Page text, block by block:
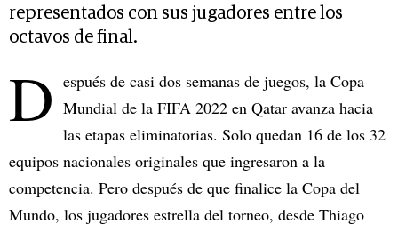
representados con sus jugadores entre los
octavos de final.
D espués de casi dos semanas de juegos, la Copa
Mundial de la FIFA 2022 en Qatar avanza hacia
las etapas eliminatorias. Solo quedan 16 de los 32
equipos nacionales originales que ingresaron a la
competencia. Pero después de que finalice la Copa del
Mundo, los jugadores estrella del torneo, desde Thiago